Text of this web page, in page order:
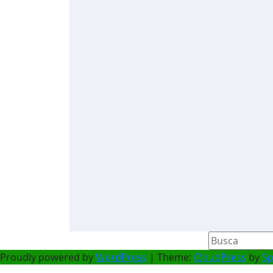
Proudly powered byWordPress | Theme: CloudPress by